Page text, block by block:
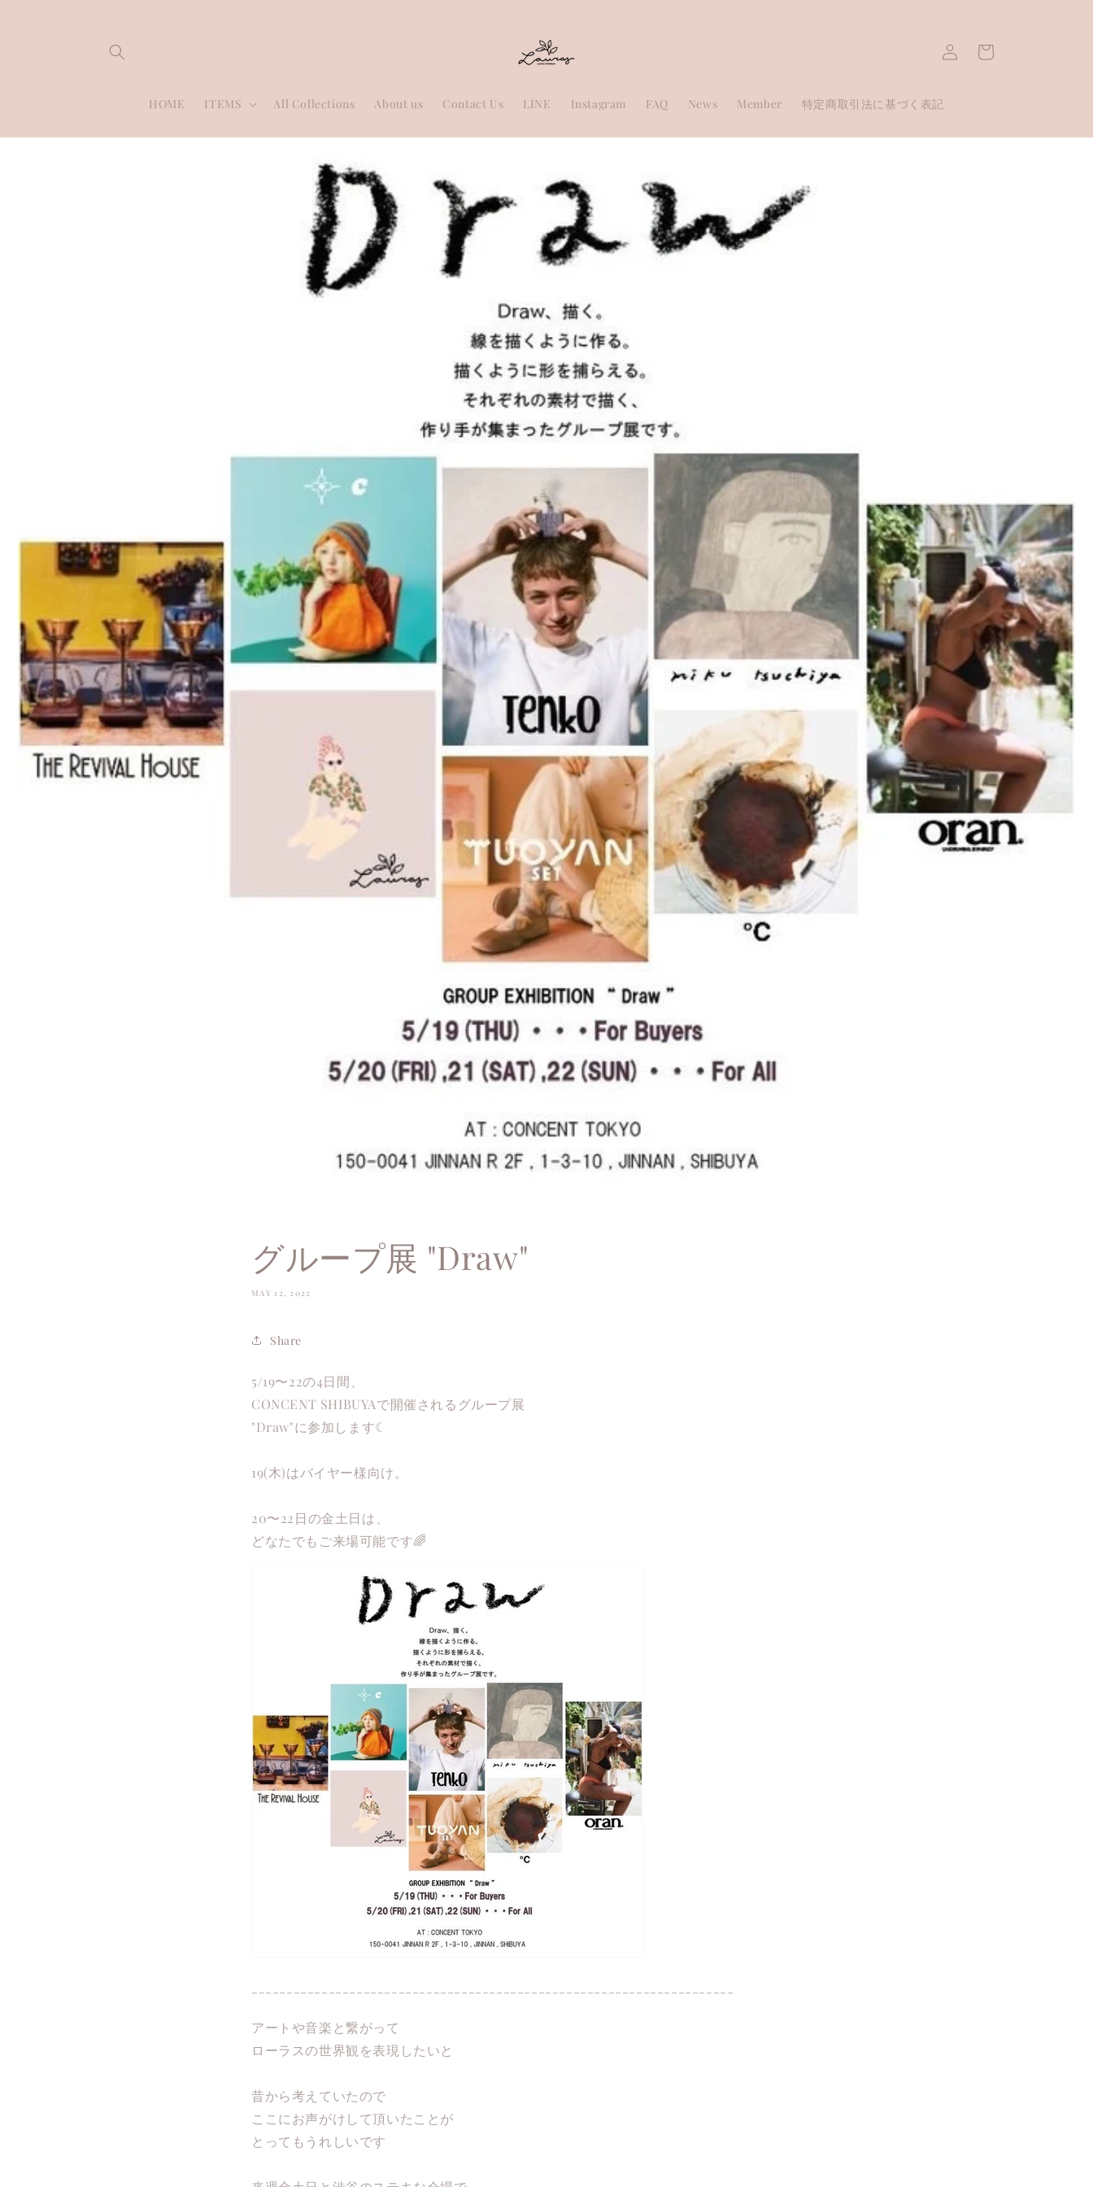
HOME ITEMS All Collections About us Contact Us LINE Instagram FAQ News Member 特定商取引法に基づく表記
Log
in
Cart
グループ展 "Draw"
MAY 12, 2022
Share
5/19〜22の4日間、
CONCENT SHIBUYAで開催されるグループ展
"Draw"に参加します☾
19(木)はバイヤー様向け。
20〜22日の金土日は、
どなたでもご来場可能です🌈
---------------------------------------------------------------------
アートや音楽と繋がって
ローラスの世界観を表現したいと
昔から考えていたので
ここにお声がけして頂いたことが
とってもうれしいです